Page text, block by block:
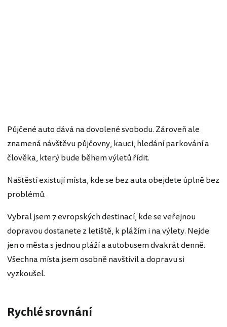
Půjčené auto dává na dovolené svobodu. Zároveň ale
znamená návštěvu půjčovny, kauci, hledání parkování a
člověka, který bude během výletů řídit.
Naštěstí existují místa, kde se bez auta obejdete úplně bez
problémů.
Vybral jsem 7 evropských destinací, kde se veřejnou
dopravou dostanete z letiště, k plážím i na výlety. Nejde
jen o města s jednou pláží a autobusem dvakrát denně.
Všechna místa jsem osobně navštívil a dopravu si
vyzkoušel.
Rychlé srovnání